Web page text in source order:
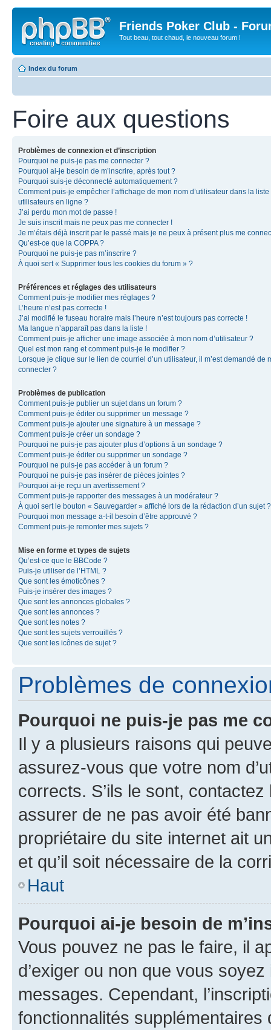
Friends Poker Club -
Tout beau, tout chaud, le nouveau forum !
Index du forum
Foire aux questions
Problèmes de connexion et d’inscription
Pourquoi ne puis-je pas me connecter ?
Pourquoi ai-je besoin de m’inscrire, après tout ?
Pourquoi suis-je déconnecté automatiquement ?
Comment puis-je empêcher l’affichage de mon nom d’utilisateur dans la liste
utilisateurs en ligne ?
J’ai perdu mon mot de passe !
Je suis inscrit mais ne peux pas me connecter !
Je m’étais déjà inscrit par le passé mais je ne peux à présent plus me
Qu’est-ce que la COPPA ?
Pourquoi ne puis-je pas m’inscrire ?
À quoi sert « Supprimer tous les cookies du forum » ?
Préférences et réglages des utilisateurs
Comment puis-je modifier mes réglages ?
L’heure n’est pas correcte !
J’ai modifié le fuseau horaire mais l’heure n’est toujours pas correcte !
Ma langue n’apparaît pas dans la liste !
Comment puis-je afficher une image associée à mon nom d’utilisateur ?
Quel est mon rang et comment puis-je le modifier ?
Lorsque je clique sur le lien de courriel d’un utilisateur, il m’est demandé de
connecter ?
Problèmes de publication
Comment puis-je publier un sujet dans un forum ?
Comment puis-je éditer ou supprimer un message ?
Comment puis-je ajouter une signature à un message ?
Comment puis-je créer un sondage ?
Pourquoi ne puis-je pas ajouter plus d’options à un sondage ?
Comment puis-je éditer ou supprimer un sondage ?
Pourquoi ne puis-je pas accéder à un forum ?
Pourquoi ne puis-je pas insérer de pièces jointes ?
Pourquoi ai-je reçu un avertissement ?
Comment puis-je rapporter des messages à un modérateur ?
À quoi sert le bouton « Sauvegarder » affiché lors de la rédaction d’un sujet ?
Pourquoi mon message a-t-il besoin d’être approuvé ?
Comment puis-je remonter mes sujets ?
Mise en forme et types de sujets
Qu’est-ce que le BBCode ?
Puis-je utiliser de l’HTML ?
Que sont les émoticônes ?
Puis-je insérer des images ?
Que sont les annonces globales ?
Que sont les annonces ?
Que sont les notes ?
Que sont les sujets verrouillés ?
Que sont les icônes de sujet ?
Problèmes de
Pourquoi ne puis-je pas me
Il y a plusieurs raisons qui
assurez-vous que votre nom
corrects. S’ils le sont,
assurer de ne pas avoir été
propriétaire du site internet ait
et qu’il soit nécessaire de la
Haut
Pourquoi ai-je besoin de
Vous pouvez ne pas le faire, il
d’exiger ou non que vous
messages. Cependant,
fonctionnalités